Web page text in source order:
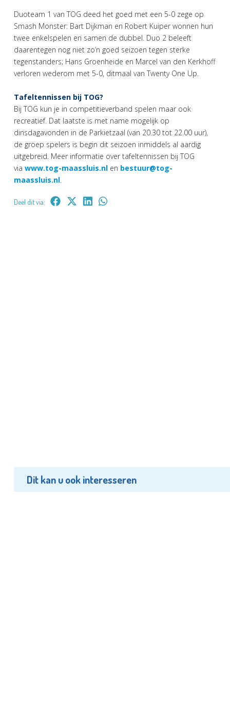
Duoteam 1 van TOG deed het goed met een 5-0 zege op
Smash Monster: Bart Dijkman en Robert Kuiper wonnen hun
twee enkelspelen en samen de dubbel. Duo 2 beleeft
daarentegen nog niet zo’n goed seizoen tegen sterke
tegenstanders; Hans Groenheide en Marcel van den Kerkhoff
verloren wederom met 5-0, ditmaal van Twenty One Up.
Tafeltennissen bij TOG?
Bij TOG kun je in competitieverband spelen maar ook
recreatief. Dat laatste is met name mogelijk op
dinsdagavonden in de Parkietzaal (van 20.30 tot 22.00 uur),
de groep spelers is begin dit seizoen inmiddels al aardig
uitgebreid. Meer informatie over tafeltennissen bij TOG
via www.tog-maassluis.nl en bestuur@tog-
maassluis.nl.
Deel dit via:
Dit kan u ook interesseren